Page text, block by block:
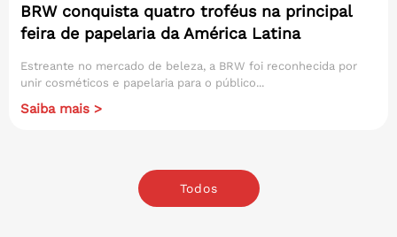
BRW conquista quatro troféus na principal
feira de papelaria da América Latina
Estreante no mercado de beleza, a BRW foi reconhecida por
unir cosméticos e papelaria para o público...
Saiba mais >
Todos